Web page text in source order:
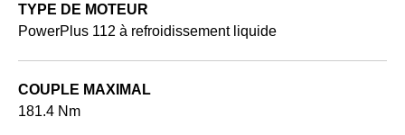
TYPE DE MOTEUR
PowerPlus 112 à refroidissement liquide
COUPLE MAXIMAL
181.4 Nm